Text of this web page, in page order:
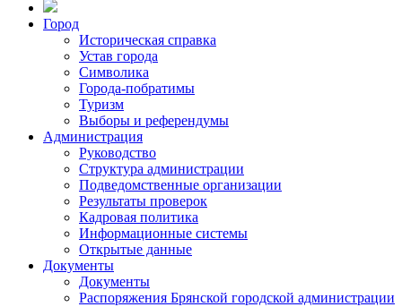
Город
Историческая справка
Устав города
Символика
Города-побратимы
Туризм
Выборы и референдумы
Администрация
Руководство
Структура администрации
Подведомственные организации
Результаты проверок
Кадровая политика
Информационные системы
Открытые данные
Документы
Документы
Распоряжения Брянской городской администрации